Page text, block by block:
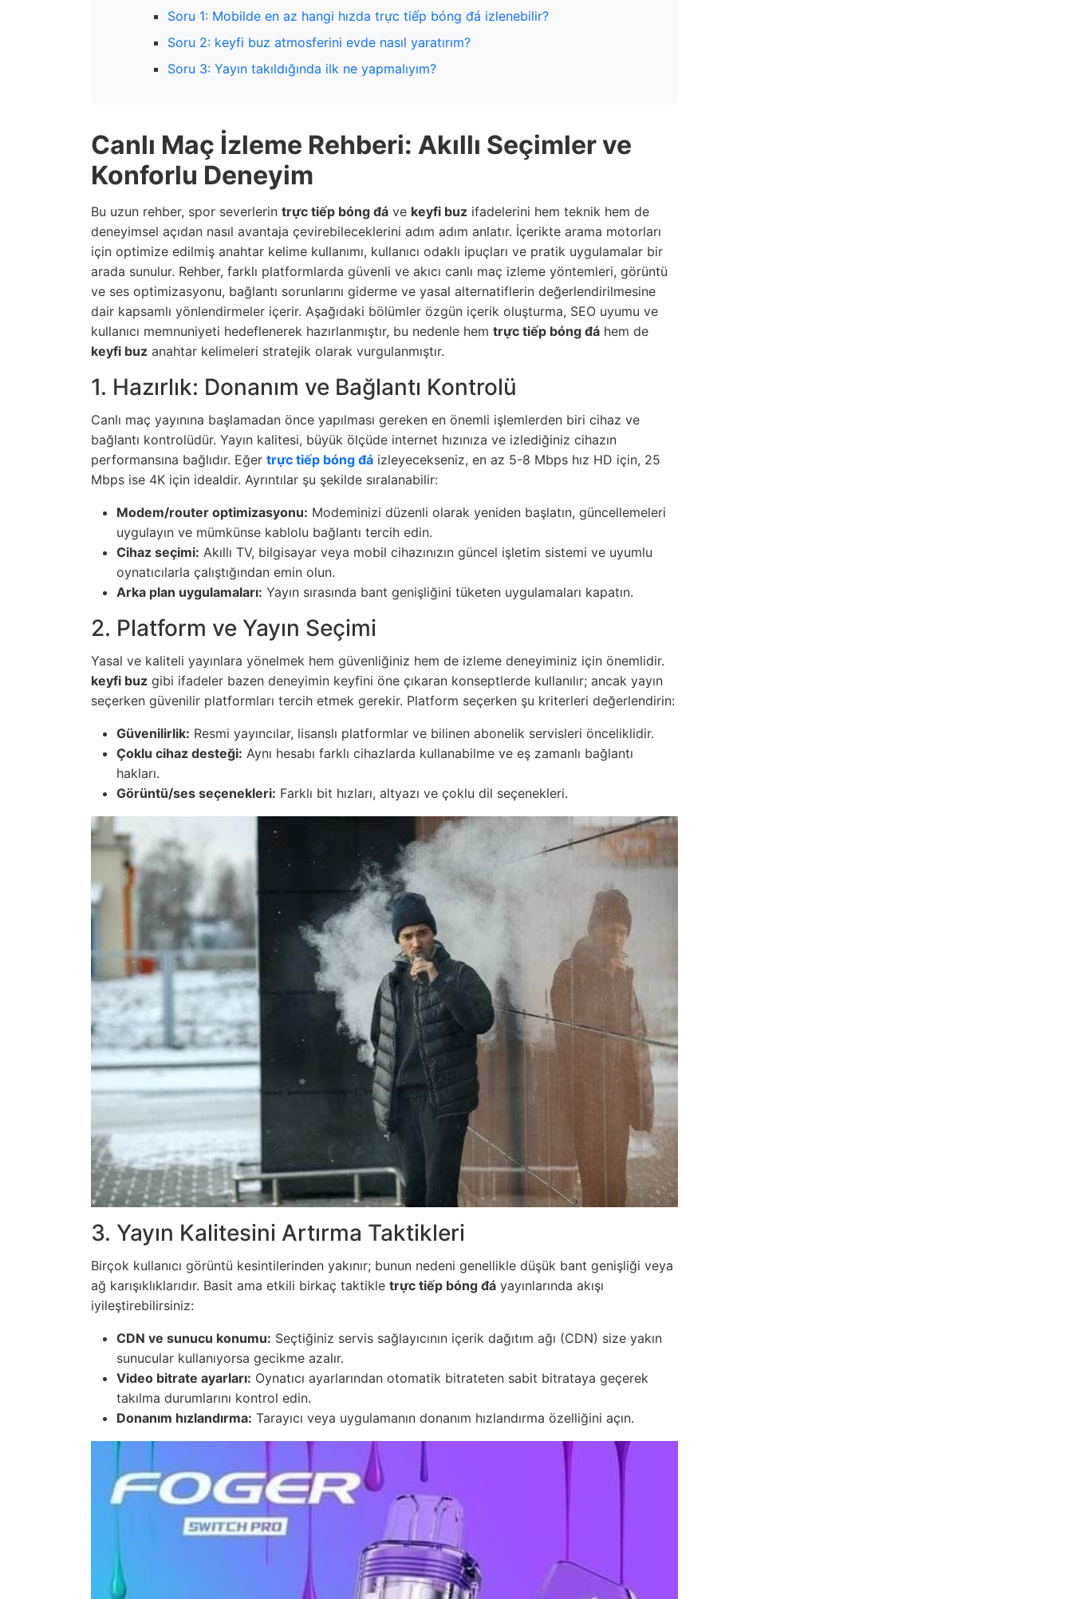
Soru 1: Mobilde en az hangi hızda trực tiếp bóng đá izlenebilir?
Soru 2: keyfi buz atmosferini evde nasıl yaratırım?
Soru 3: Yayın takıldığında ilk ne yapmalıyım?
Canlı Maç İzleme Rehberi: Akıllı Seçimler ve
Konforlu Deneyim
Bu uzun rehber, spor severlerin trực tiếp bóng đá ve keyfi buz ifadelerini hem teknik hem de
deneyimsel açıdan nasıl avantaja çevirebileceklerini adım adım anlatır. İçerikte arama motorları
için optimize edilmiş anahtar kelime kullanımı, kullanıcı odaklı ipuçları ve pratik uygulamalar bir
arada sunulur. Rehber, farklı platformlarda güvenli ve akıcı canlı maç izleme yöntemleri, görüntü
ve ses optimizasyonu, bağlantı sorunlarını giderme ve yasal alternatiflerin değerlendirilmesine
dair kapsamlı yönlendirmeler içerir. Aşağıdaki bölümler özgün içerik oluşturma, SEO uyumu ve
kullanıcı memnuniyeti hedeflenerek hazırlanmıştır, bu nedenle hem trực tiếp bóng đá hem de
keyfi buz anahtar kelimeleri stratejik olarak vurgulanmıştır.
1. Hazırlık: Donanım ve Bağlantı Kontrolü
Canlı maç yayınına başlamadan önce yapılması gereken en önemli işlemlerden biri cihaz ve
bağlantı kontrolüdür. Yayın kalitesi, büyük ölçüde internet hızınıza ve izlediğiniz cihazın
performansına bağlıdır. Eğer trực tiếp bóng đá izleyecekseniz, en az 5-8 Mbps hız HD için, 25
Mbps ise 4K için idealdir. Ayrıntılar şu şekilde sıralanabilir:
Modem/router optimizasyonu: Modeminizi düzenli olarak yeniden başlatın, güncellemeleri
uygulayın ve mümkünse kablolu bağlantı tercih edin.
Cihaz seçimi: Akıllı TV, bilgisayar veya mobil cihazınızın güncel işletim sistemi ve uyumlu
oynatıcılarla çalıştığından emin olun.
Arka plan uygulamaları: Yayın sırasında bant genişliğini tüketen uygulamaları kapatın.
2. Platform ve Yayın Seçimi
Yasal ve kaliteli yayınlara yönelmek hem güvenliğiniz hem de izleme deneyiminiz için önemlidir.
keyfi buz gibi ifadeler bazen deneyimin keyfini öne çıkaran konseptlerde kullanılır; ancak yayın
seçerken güvenilir platformları tercih etmek gerekir. Platform seçerken şu kriterleri değerlendirin:
Güvenilirlik: Resmi yayıncılar, lisanslı platformlar ve bilinen abonelik servisleri önceliklidir.
Çoklu cihaz desteği: Aynı hesabı farklı cihazlarda kullanabilme ve eş zamanlı bağlantı
hakları.
Görüntü/ses seçenekleri: Farklı bit hızları, altyazı ve çoklu dil seçenekleri.
3. Yayın Kalitesini Artırma Taktikleri
Birçok kullanıcı görüntü kesintilerinden yakınır; bunun nedeni genellikle düşük bant genişliği veya
ağ karışıklıklarıdır. Basit ama etkili birkaç taktikle trực tiếp bóng đá yayınlarında akışı
iyileştirebilirsiniz:
CDN ve sunucu konumu: Seçtiğiniz servis sağlayıcının içerik dağıtım ağı (CDN) size yakın
sunucular kullanıyorsa gecikme azalır.
Video bitrate ayarları: Oynatıcı ayarlarından otomatik bitrateten sabit bitrataya geçerek
takılma durumlarını kontrol edin.
Donanım hızlandırma: Tarayıcı veya uygulamanın donanım hızlandırma özelliğini açın.